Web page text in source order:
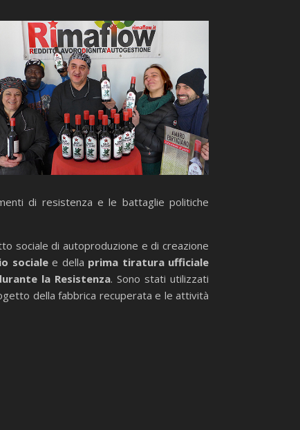
di resistenza e le battaglie politiche
sociale di autoproduzione e di creazione
socialee della prima tiratura ufficiale
la Resistenza. Sono stati utilizzati
della fabbrica recuperata e le attività